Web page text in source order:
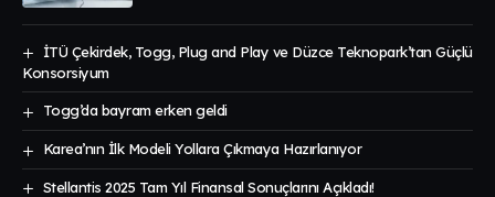
İTÜ Çekirdek, Togg, Plug and Play ve Düzce Teknopark’tan Güçlü
Konsorsiyum
Togg’da bayram erken geldi
Karea’nın İlk Modeli Yollara Çıkmaya Hazırlanıyor
Stellantis 2025 Tam Yıl Finansal Sonuçlarını Açıkladı!